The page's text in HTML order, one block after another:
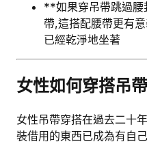
**如果穿吊帶跳過
帶,這搭配腰帶更有
已經乾淨地坐著
女性如何穿搭吊帶
女性吊帶穿搭在過去二十
裝借用的東西已成為有自